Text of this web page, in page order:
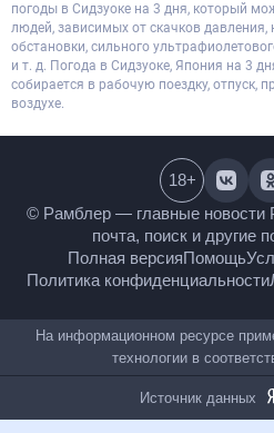
погоды в Сидзуоке на 3 дня, который
людей, зависимых от скачков давления,
обстановки, сильного
и т. д. Погода в Сидзуоке, Япония на 3
собирается в рабочую поездку, отпуск,
воздухе.
© Рамблер — главные
гороскопы, почта, поиск и
Полная версияПомощь
Политика
18+
На информационном
рекомендательные технологии
Источник данных